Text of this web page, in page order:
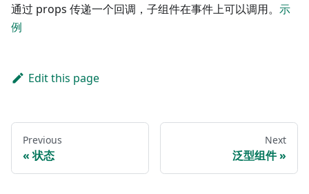
通过 props 传递一个回调，子组件在事件上可以调用。 示
例
Edit this page
Previous
状态
Next
泛型组件